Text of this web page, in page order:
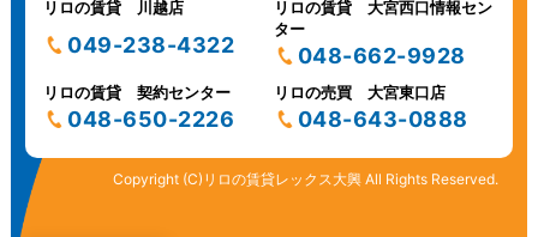
リロの賃貸 川越店
049-238-4322
リロの賃貸 大宮西口情報セン
ター
048-662-9928
リロの賃貸 契約センター
048-650-2226
リロの売買 大宮東口店
048-643-0888
Copyright (C)リロの賃貸レックス大興 All Rights Reserved.